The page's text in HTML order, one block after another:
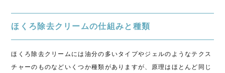
ほくろ除去クリームの仕組みと種類
ほくろ除去クリームには油分の多いタイプやジェルのようなテクス
チャーのものなどいくつか種類がありますが、原理はほとんど同じ